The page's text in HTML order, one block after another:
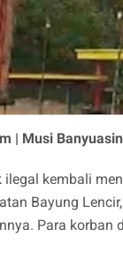
| Musi Banyuasin
kembali
Bayung
Para